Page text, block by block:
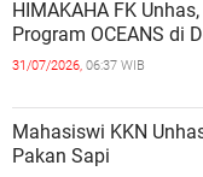
HIMAKAHA FK
Program OCEANS di
31/07/2026, 06:37 WIB
Mahasiswi KKN
Pakan Sapi